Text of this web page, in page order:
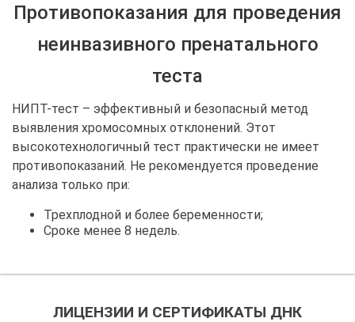
Противопоказания для проведения
неинвазивного пренатального
теста
НИПТ-тест – эффективный и безопасный метод
выявления хромосомных отклонений. Этот
высокотехнологичный тест практически не имеет
противопоказаний. Не рекомендуется проведение
анализа только при:
Трехплодной и более беременности;
Сроке менее 8 недель.
ЛИЦЕНЗИИ И СЕРТИФИКАТЫ ДНК